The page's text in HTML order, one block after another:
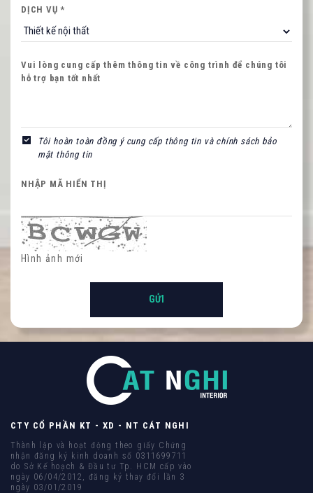
DỊCH VỤ *
Vui lòng cung cấp thêm thông tin về công trình để chúng tôi
hỗ trợ bạn tốt nhất
Tôi hoàn toàn đồng ý cung cấp thông tin và chính sách bảo
mật thông tin
NHẬP MÃ HIỂN THỊ
Hình ảnh mới
CTY CỔ PHẦN KT - XD - NT CÁT NGHI
Thành lập và hoạt động theo giấy Chứng
nhận đăng ký kinh doanh số 0311699711
do Sở Kế hoạch & Đầu tư Tp. HCM cấp vào
ngày 06/04/2012, đăng ký thay đổi lần 3
ngày 03/01/2019
Nội dung
NHẬP MÃ HIỂN THỊ